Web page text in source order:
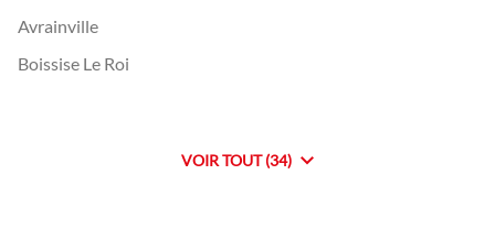
Avrainville
Boissise Le Roi
VOIR TOUT (34)
DE